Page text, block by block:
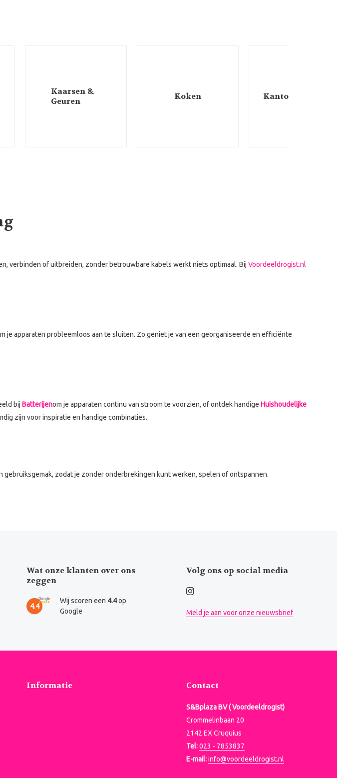
Kaarsen &
Geuren
Koken Kantoorartikelen
verbinden of uitbreiden, zonder betrouwbare kabels werkt niets optimaal. Bij Voordeeldrogist.nl
apparaten probleemloos aan te sluiten. Zo geniet je van een georganiseerde en efficiënte
bij Batterijenom je apparaten continu van stroom te voorzien, of ontdek handige Huishoudelijke
zijn voor inspiratie en handige combinaties.
zodat je zonder onderbrekingen kunt werken, spelen of ontspannen.
Wat onze klanten over ons
zeggen
4.4
Wij scoren een 4.4op
Google
Volg ons op social media
Meld je aan voor onze nieuwsbrief
Informatie Contact
S&Bplaza BV ( Voordeeldrogist)
Crommelinbaan 20
2142 EX Cruquius
Tel:023 - 7853837
E-mail:info@voordeeldrogist.nl